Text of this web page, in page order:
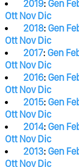
2019: Gen
Ott Nov Dic
2018: Gen
Ott Nov Dic
2017: Gen
Ott Nov Dic
2016: Gen
Ott Nov Dic
2015: Gen
Ott Nov Dic
2014: Gen
Ott Nov Dic
2013: Gen
Ott Nov Dic